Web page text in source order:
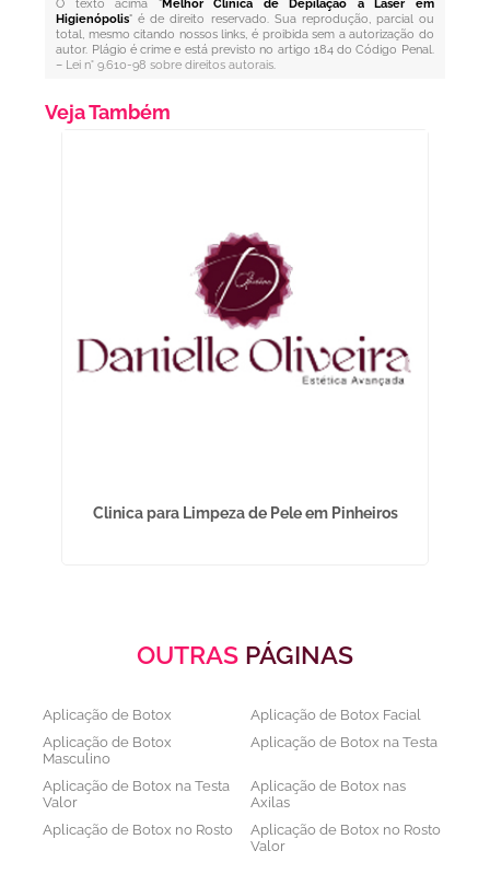
O texto acima "Melhor Clinica de Depilação a Laser em
Higienópolis" é de direito reservado. Sua reprodução, parcial ou
total, mesmo citando nossos links, é proibida sem a autorização do
autor. Plágio é crime e está previsto no artigo 184 do Código Penal.
– Lei n° 9.610-98 sobre direitos autorais.
Veja Também
Clinica para Limpeza de Pele em Pinheiros
OUTRAS PÁGINAS
Aplicação de Botox
Aplicação de Botox Facial
Aplicação de Botox
Masculino
Aplicação de Botox na Testa
Aplicação de Botox na Testa
Valor
Aplicação de Botox nas
Axilas
Aplicação de Botox no Rosto
Aplicação de Botox no Rosto
Valor